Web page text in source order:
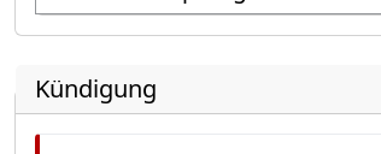
Kündigung